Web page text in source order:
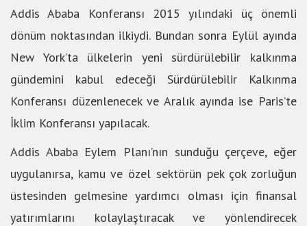
Addis Ababa Konferansı 2015 yılındaki üç önemli
dönüm noktasından ilkiydi. Bundan sonra Eylül ayında
New York’ta ülkelerin yeni sürdürülebilir kalkınma
gündemini kabul edeceği Sürdürülebilir Kalkınma
Konferansı düzenlenecek ve Aralık ayında ise Paris’te
İklim Konferansı yapılacak.
Addis Ababa Eylem Planı’nın sunduğu çerçeve, eğer
uygulanırsa, kamu ve özel sektörün pek çok zorluğun
üstesinden gelmesine yardımcı olması için finansal
yatırımlarını kolaylaştıracak ve yönlendirecek